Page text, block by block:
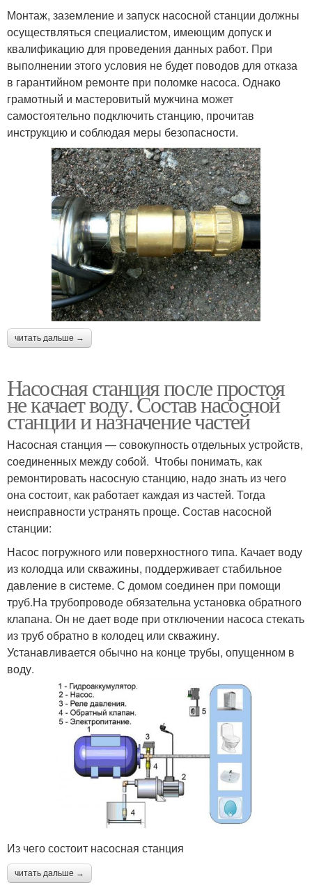
Монтаж, заземление и запуск насосной станции должны
осуществляться специалистом, имеющим допуск и
квалификацию для проведения данных работ. При
выполнении этого условия не будет поводов для отказа
в гарантийном ремонте при поломке насоса. Однако
грамотный и мастеровитый мужчина может
самостоятельно подключить станцию, прочитав
инструкцию и соблюдая меры безопасности.
читать дальше →
Насосная станция после простоя
не качает воду. Состав насосной
станции и назначение частей
Насосная станция — совокупность отдельных устройств,
соединенных между собой. Чтобы понимать, как
ремонтировать насосную станцию, надо знать из чего
она состоит, как работает каждая из частей. Тогда
неисправности устранять проще. Состав насосной
станции:
Насос погружного или поверхностного типа. Качает воду
из колодца или скважины, поддерживает стабильное
давление в системе. С домом соединен при помощи
труб.На трубопроводе обязательна установка обратного
клапана. Он не дает воде при отключении насоса стекать
из труб обратно в колодец или скважину.
Устанавливается обычно на конце трубы, опущенном в
воду.
Из чего состоит насосная станция
читать дальше →